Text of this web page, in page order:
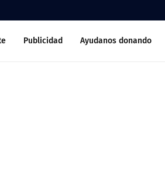
Publicidad Ayudanos donando